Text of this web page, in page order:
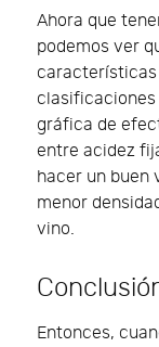
Ahora que
podemos ver
características
clasificaciones
gráfica de
entre acidez
hacer un buen
menor
vino.
Entonces,